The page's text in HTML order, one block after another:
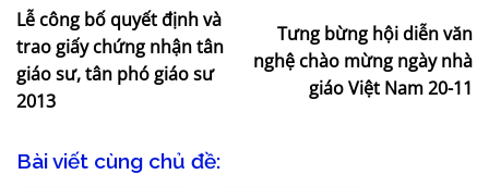
Lễ công bố quyết định và
trao giấy chứng nhận tân
giáo sư, tân phó giáo sư
2013
Tưng bừng hội diễn văn
nghệ chào mừng ngày nhà
giáo Việt Nam 20-11
Bài viết cùng chủ đề: